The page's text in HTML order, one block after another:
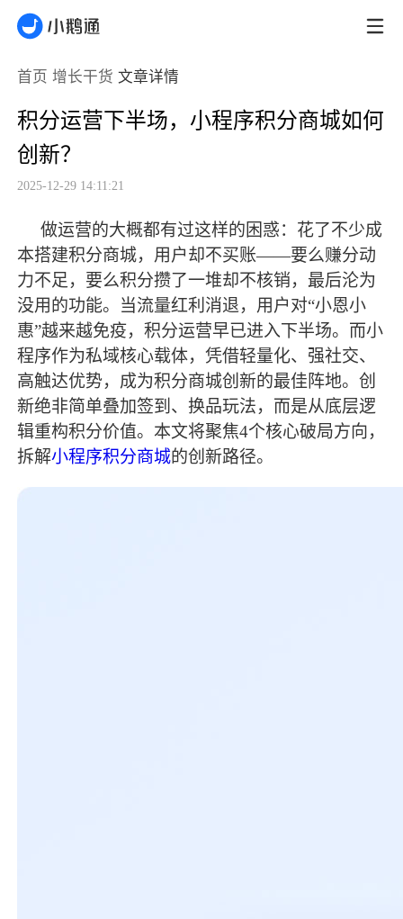
首页 增长干货 文章详情
积分运营下半场，小程序积分商城如何
创新？
2025-12-29 14:11:21
做运营的大概都有过这样的困惑：花了不少成
本搭建积分商城，用户却不买账——要么赚分动
力不足，要么积分攒了一堆却不核销， 最后沦为
没用的功能。当流量红利消退，用户对“小恩小
惠”越来越免疫，积分运营早已进入下半场。而小
程序作为私域核心载体，凭借轻量化、强社交、
高触达优势，成为积分商城创新的最佳阵地。创
新绝非简单叠加签到、换品玩法，而是从底层逻
辑重构积分价值。本文将聚焦4个核心破局方向，
拆解小程序积分商城的创新路径。